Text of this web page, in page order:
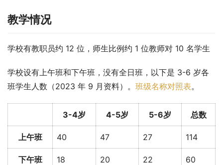
教学情况
学校有教职员约 12 位，师生比例约 1 位教师对 10 名学生
学校设有上午班和下午班，没有全日班，以下是 3-6 岁各
班学生人数（2023 年 9 月资料）。 班级名称对照表。
3-4岁 4-5岁 5-6岁 总数
上午班 40 47 27 114
下午班 18 20 22 60